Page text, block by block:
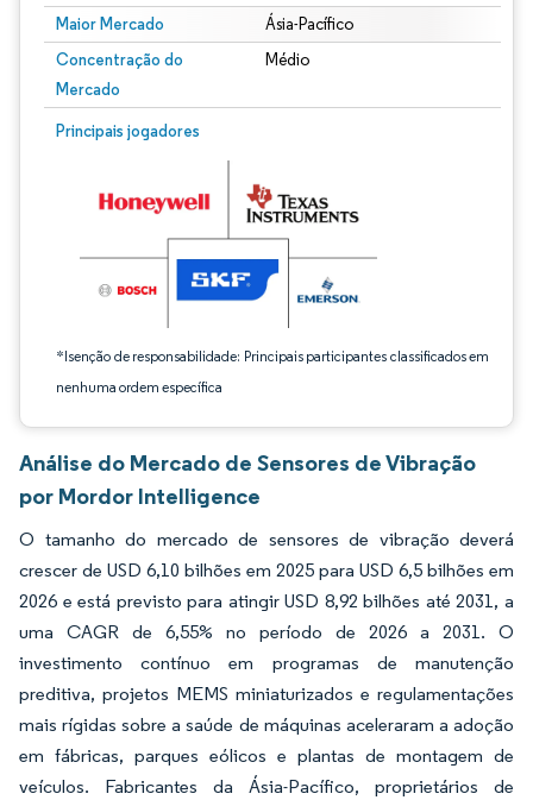
Maior Mercado Ásia-Pacífico
Concentração do
Mercado
Médio
Principais jogadores
*Isenção de responsabilidade: Principais participantes classificados em
nenhuma ordem específica
Imagem © Mordor Intelligence. O reuso requer atribuição conforme CC BY 4.0.
Análise do Mercado de Sensores de Vibração
por Mordor Intelligence
O tamanho do mercado de sensores de vibração deverá
crescer de USD 6,10 bilhões em 2025 para USD 6,5 bilhões em
2026 e está previsto para atingir USD 8,92 bilhões até 2031, a
uma CAGR de 6,55% no período de 2026 a 2031. O
investimento contínuo em programas de manutenção
preditiva, projetos MEMS miniaturizados e regulamentações
mais rígidas sobre a saúde de máquinas aceleraram a adoção
em fábricas, parques eólicos e plantas de montagem de
veículos. Fabricantes da Ásia-Pacífico, proprietários de